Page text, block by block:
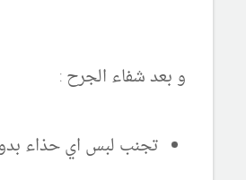
و بعد شفاء الجرح :
تجنب لبس اي حذاء